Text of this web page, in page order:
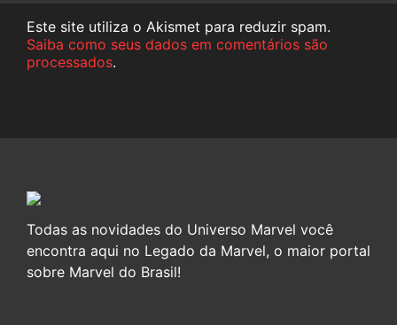
Este site utiliza o Akismet para reduzir spam.
Saiba como seus dados em comentários são
processados.
Todas as novidades do Universo Marvel você
encontra aqui no Legado da Marvel, o maior portal
sobre Marvel do Brasil!